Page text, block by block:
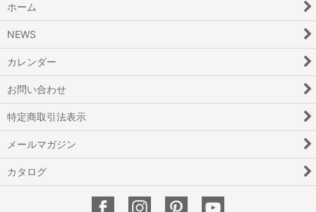
ホーム
NEWS
カレンダー
お問い合わせ
特定商取引法表示
メールマガジン
カタログ